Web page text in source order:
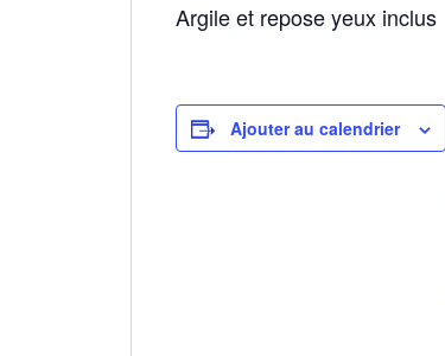
Argile et repose yeux inclus
Ajouter au calendrier